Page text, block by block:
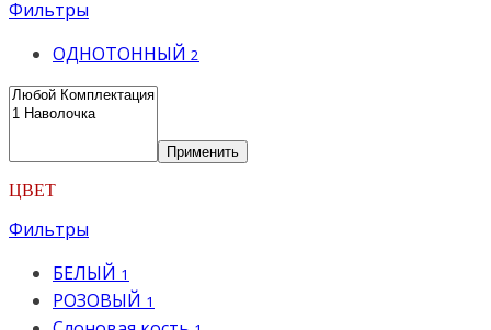
Фильтры
ОДНОТОННЫЙ 2
Применить
ЦВЕТ
Фильтры
БЕЛЫЙ 1
РОЗОВЫЙ 1